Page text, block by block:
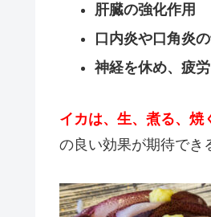
肝臓の強化作用
口内炎や口角炎
神経を休め、疲
イカは、生、煮る、焼
の良い効果が期待でき